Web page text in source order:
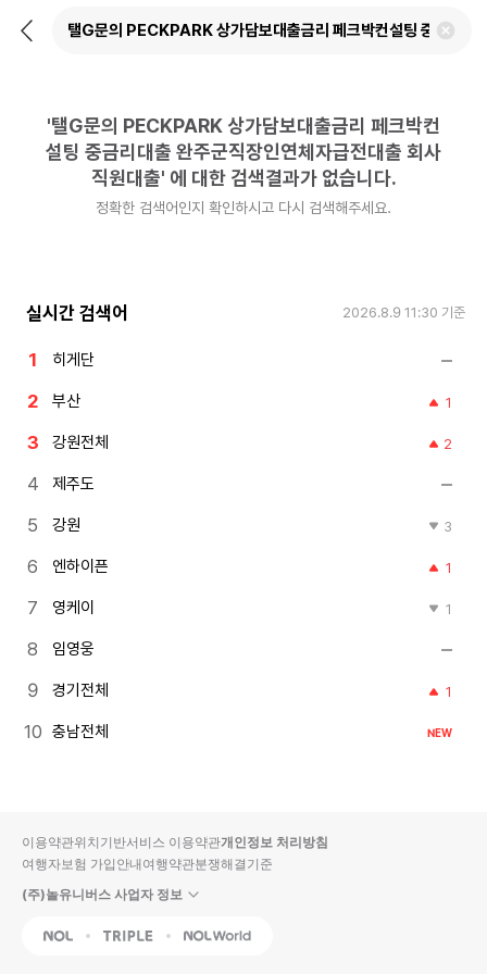
뒤
검
'탤G문의 PECKPARK 상가담보대출금리 페크박컨
설팅 중금리대출 완주군직장인연체자급전대출 회사
직원대출' 에 대한 검색결과가 없습니다.
정확한 검색어인지 확인하시고 다시 검색해주세요.
실시간 검색어 2026.8.9 11:30 기준
히게단
부산 1
강원전체 2
제주도
강원 3
엔하이픈 1
영케이 1
임영웅
경기전체 1
충남전체 NEW
이용약관위치기반서비스 이용약관개인정보 처리방침
여행자보험 가입안내여행약관분쟁해결기준
(주)놀유니버스 사업자 정보
NOL Triple Interpark Global